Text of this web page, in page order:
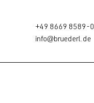
+49 8669 8589-0
info@bruederl.de